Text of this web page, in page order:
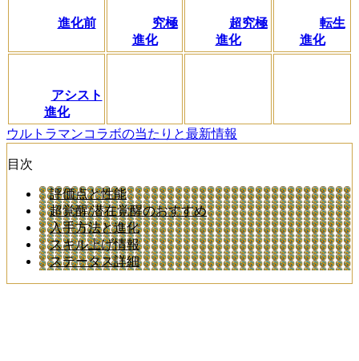
進化前
究極
進化
超究極
進化
転生
進化
アシスト
進化
ウルトラマンコラボの当たりと最新情報
目次
評価点と性能
超覚醒/潜在覚醒のおすすめ
入手方法と進化
スキル上げ情報
ステータス詳細